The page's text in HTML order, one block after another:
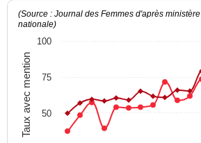
Taux avec mention
(Source : Journal des Femmes d'après
nationale)
50
75
100